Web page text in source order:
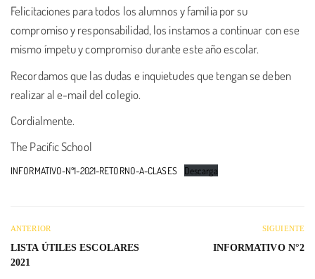
Felicitaciones para todos los alumnos y familia por su
compromiso y responsabilidad, los instamos a continuar con ese
mismo ímpetu y compromiso durante este año escolar.
Recordamos que las dudas e inquietudes que tengan se deben
realizar al e-mail del colegio.
Cordialmente.
The Pacific School
INFORMATIVO-Nº1-2021-RETORNO-A-CLASES Descarga
ANTERIOR
LISTA ÚTILES ESCOLARES
2021
SIGUIENTE
INFORMATIVO N°2